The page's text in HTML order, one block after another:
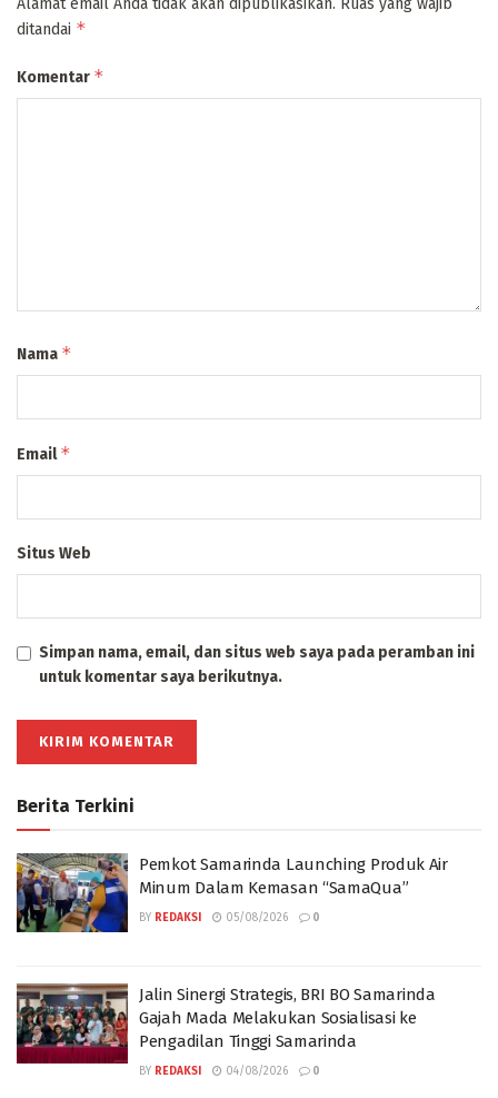
Alamat email Anda tidak akan dipublikasikan. Ruas yang wajib
ditandai *
Komentar *
Nama *
Email*
Situs Web
Simpan nama, email, dan situs web saya pada peramban ini
untuk komentar saya berikutnya.
Berita Terkini
Pemkot Samarinda Launching Produk Air
Minum Dalam Kemasan “SamaQua”
BY REDAKSI 05/08/2026 0
Jalin Sinergi Strategis, BRI BO Samarinda
Gajah Mada Melakukan Sosialisasi ke
Pengadilan Tinggi Samarinda
BY REDAKSI 04/08/2026 0